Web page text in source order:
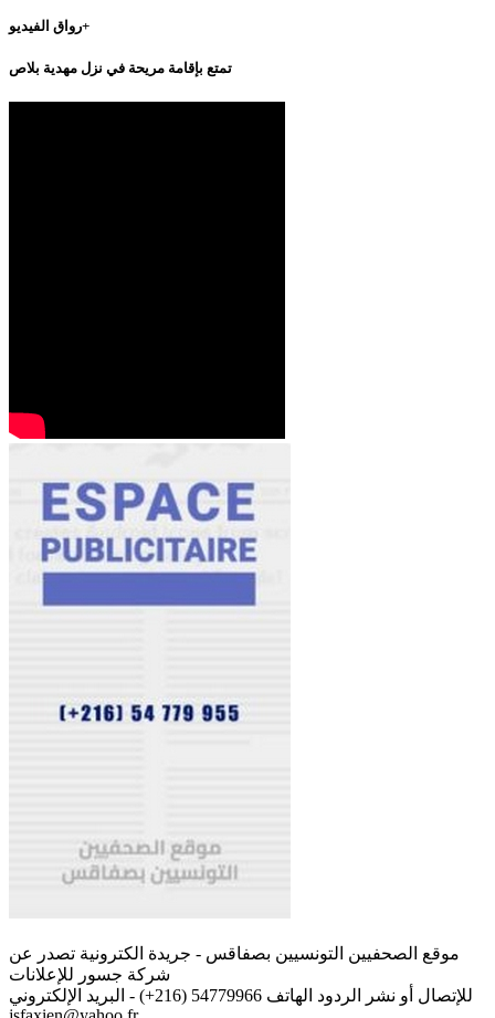
رواق الفيديو+
تمتع بإقامة مريحة في نزل مهدية بلاص
موقع الصحفيين التونسيين بصفاقس - جريدة الكترونية تصدر عن
شركة جسور للإعلانات
للإتصال أو نشر الردود الهاتف 54779966 (216+) - البريد الإلكتروني